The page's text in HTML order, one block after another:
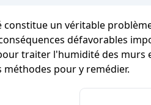
constitue un véritable
défavorables
traiter l'humidité des murs
méthodes pour y remédier.